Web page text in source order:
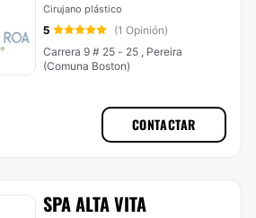
Cirujano plástico
5
(1 Opinión)
Carrera 9 # 25 - 25 , Pereira
(Comuna Boston)
CONTACTAR
SPA ALTA VITA